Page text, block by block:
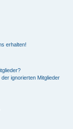
erhalten!
ignorierten Mitglieder